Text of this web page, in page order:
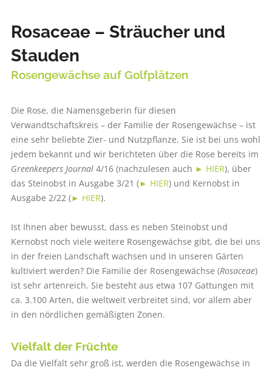
Rosaceae – Sträucher und
Stauden
Rosengewächse auf Golfplätzen
Die Rose, die Namensgeberin für diesen
Verwandtschaftskreis – der Familie der Rosengewächse – ist
eine sehr beliebte Zier- und Nutzpflanze. Sie ist bei uns wohl
jedem bekannt und wir berichteten über die Rose bereits im
Greenkeepers Journal4/16 (nachzulesen auch ► HIER), über
das Steinobst in Ausgabe 3/21 (► HIER) und Kernobst in
Ausgabe 2/22 (► HIER).
Ist Ihnen aber bewusst, dass es neben Steinobst und
Kernobst noch viele weitere Rosengewächse gibt, die bei uns
in der freien Landschaft wachsen und in unseren Gärten
kultiviert werden? Die Familie der Rosengewächse (Rosaceae)
ist sehr artenreich. Sie besteht aus etwa 107 Gattungen mit
ca. 3.100 Arten, die weltweit verbreitet sind, vor allem aber
in den nördlichen gemäßigten Zonen.
Vielfalt der Früchte
Da die Vielfalt sehr groß ist, werden die Rosengewächse in